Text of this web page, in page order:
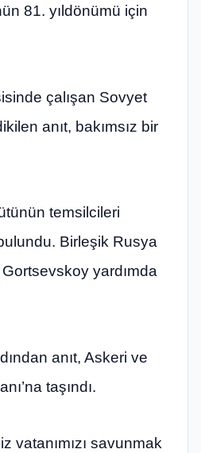
81. yıldönümü için
çalışan Sovyet
anıt, bakımsız bir
temsilcileri
Birleşik Rusya
yardımda
anıt, Askeri ve
taşındı.
vatanımızı savunmak